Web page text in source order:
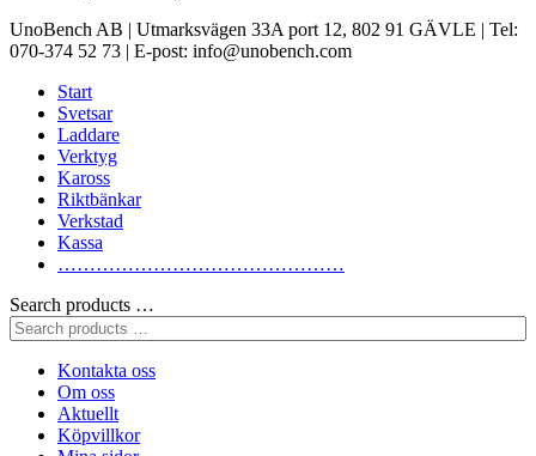
UnoBench AB | Utmarksvägen 33A port 12, 802 91 GÄVLE | Tel:
070-374 52 73 | E-post: info@unobench.com
Start
Svetsar
Laddare
Verktyg
Kaross
Riktbänkar
Verkstad
Kassa
………………………………………
Search products …
Kontakta oss
Om oss
Aktuellt
Köpvillkor